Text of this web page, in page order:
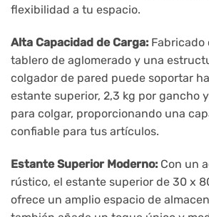
flexibilidad a tu espacio.
Alta Capacidad de Carga: Fabricado
tablero de aglomerado y una
colgador de pared puede soportar
estante superior, 2,3 kg por gancho
para colgar, proporcionando una
confiable para tus artículos.
Estante Superior Moderno: Con un
rústico, el estante superior de 30 x
ofrece un amplio espacio de